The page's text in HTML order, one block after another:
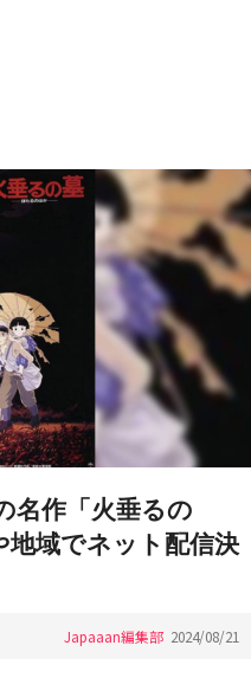
名作「火垂るの
地域でネット配信決
Japaaan編集部 2024/08/21